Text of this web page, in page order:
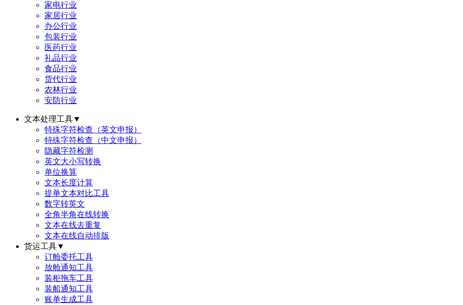
家电行业
家居行业
办公行业
包装行业
医药行业
礼品行业
食品行业
货代行业
农林行业
安防行业
文本处理工具▼
特殊字符检查（英文申报）
特殊字符检查（中文申报）
隐藏字符检测
英文大小写转换
单位换算
文本长度计算
提单文本对比工具
数字转英文
全角半角在线转换
文本在线去重复
文本在线自动排版
货运工具▼
订舱委托工具
放舱通知工具
装柜拖车工具
装船通知工具
账单生成工具